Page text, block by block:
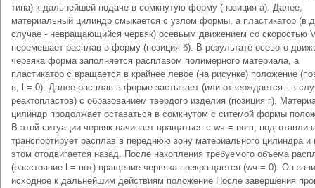
типа) к дальнейшей подаче в сомкнутую форму (позиция а). Далее,
материальный цилиндр смыкается с узлом формы, а пластикатор (в
случае - невращающийся червяк) осевьым движением со скоростью
перемешает расплав в форму (позиция б). В результате осевого
червяка форма заполняется расплавом полимерного материала, а
пластикатор с вращается в крайнее левое (на рисунке) положение
в, l = 0). Далее расплав в форме застывает (или отверждается - в
реактопластов) с образованием твердого изделия (позиция г).
цилиндр продолжает оставаться в сомкнутом с ситемой формы
В этой ситуации червяк начинает вращаться c wч = nom,
транспортирует расплав в переднюю зону материального цилиндра и
этом отодвигается назад. После накопления требуемого объема
(расстояние l = пот) вращение червяка прекращается (wч = 0). Он
исходное к дальнейшим действиям положение После завершения